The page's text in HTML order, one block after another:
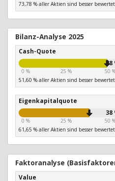
73,78 % aller Aktien sind besser
Bilanz-Analyse 2025
Cash-Quote
48
0 % 25 % 50
51,60 % aller Aktien sind besser
Eigenkapitalquote
38
0 % 25 % 50
61,65 % aller Aktien sind besser
Faktoranalyse
Value